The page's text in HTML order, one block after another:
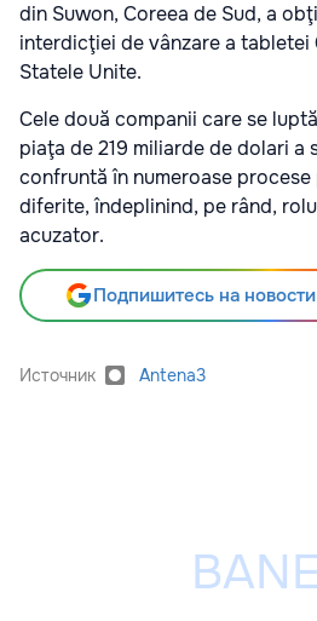
din Suwon, Coreea de Sud, a
interdicţiei de vânzare a tabletei
Statele Unite.
Cele două companii care se
piaţa de 219 miliarde de dolari a
confruntă în numeroase
diferite, îndeplinind, pe rând,
acuzator.
Подпишитесь на
Источник Antena3